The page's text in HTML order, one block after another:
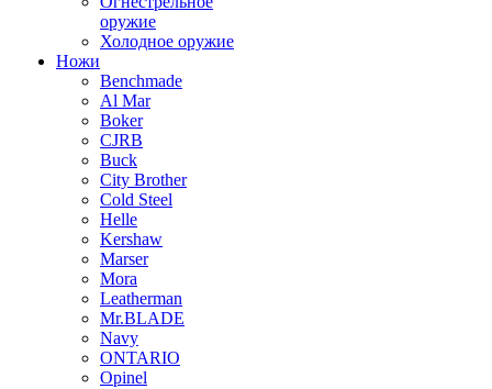
оружие
Холодное оружие
Ножи
Benchmade
Al Mar
Boker
CJRB
Buck
City Brother
Cold Steel
Helle
Kershaw
Marser
Mora
Leatherman
Mr.BLADE
Navy
ONTARIO
Opinel